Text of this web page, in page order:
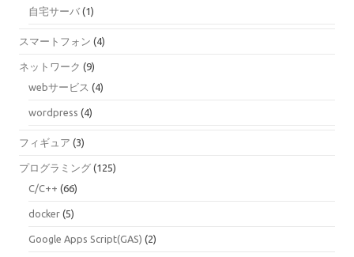
自宅サーバ (1)
スマートフォン (4)
ネットワーク (9)
webサービス (4)
wordpress (4)
フィギュア (3)
プログラミング (125)
C/C++ (66)
docker (5)
Google Apps Script(GAS) (2)